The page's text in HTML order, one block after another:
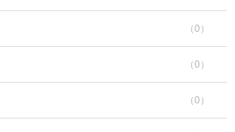
（0 ）
（0 ）
（0 ）